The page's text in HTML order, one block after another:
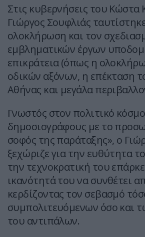
Στις κυβερνήσεις του Κώστα
Γιώργος Σουφλιάς
ολοκλήρωση και τον
εμβληματικών έργων
επικράτεια (όπως η
οδικών αξόνων, η επέκταση
Αθήνας και μεγάλα
Γνωστός στον πολιτικό
δημοσιογράφους με το
σοφός της παράταξης», ο
ξεχώριζε για την ευθύτητα
την τεχνοκρατική του
ικανότητά του να συνθέτει
κερδίζοντας τον σεβασμό
συμπολιτευόμενων όσο και
του αντιπάλων.